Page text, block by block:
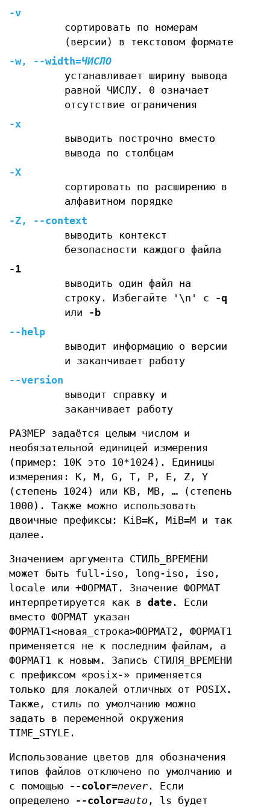
-v
сортировать по номерам
(версии) в текстовом формате
-w, --width=ЧИСЛО
устанавливает ширину вывода
равной ЧИСЛУ. 0 означает
отсутствие ограничения
-x
выводить построчно вместо
вывода по столбцам
-X
сортировать по расширению в
алфавитном порядке
-Z,
--context
выводить контекст
безопасности каждого файла
-1
выводить один файл на
строку. Избегайте '\n' с
-q
или
-b
--help
выводит информацию о версии
и заканчивает работу
--version
выводит справку и
заканчивает работу
РАЗМЕР задаётся целым числом и
необязательной единицей измерения
(пример: 10K это 10*1024). Единицы
измерения: K, M, G, T, P, E, Z, Y
(степень 1024) или KB, MB, … (степень
1000). Также можно использовать
двоичные префиксы: KiB=K, MiB=M и так
далее.
Значением аргумента СТИЛЬ_ВРЕМЕНИ
может быть full-iso, long-iso, iso,
locale или +ФОРМАТ. Значение ФОРМАТ
интерпретируется как в date . Если
вместо ФОРМАТ указан
ФОРМАТ1<новая_строка>ФОРМАТ2, ФОРМАТ1
применяется не к последним файлам, а
ФОРМАТ1 к новым. Запись СТИЛЯ_ВРЕМЕНИ
с префиксом «posix-» применяется
только для локалей отличных от POSIX.
Также, стиль по умолчанию можно
задать в переменной окружения
TIME_STYLE.
Использование цветов для обозначения
типов файлов отключено по умолчанию и
с помощью
--color=never . Если
определено
--color=auto , ls будет